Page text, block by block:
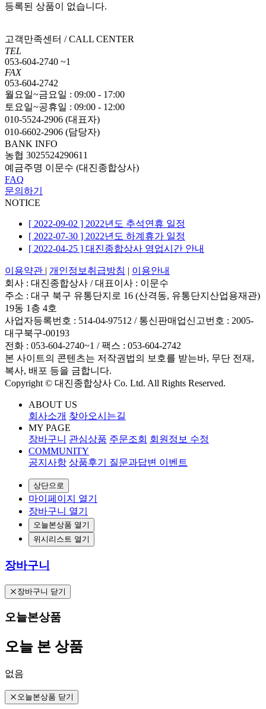
등록된 상품이 없습니다.
고객만족센터 / CALL CENTER
TEL
053-604-2740 ~1
FAX
053-604-2742
월요일~금요일 : 09:00 - 17:00
토요일~공휴일 : 09:00 - 12:00
010-5524-2906 (대표자)
010-6602-2906 (담당자)
BANK INFO
농협 3025524290611
예금주명 이문수 (대진종합상사)
FAQ
문의하기
NOTICE
[ 2022-09-02 ] 2022년도 추석연휴 일정
[ 2022-07-30 ] 2022년도 하계휴가 일정
[ 2022-04-25 ] 대진종합상사 영업시간 안내
이용약관 | 개인정보취급방침 | 이용안내
회사 : 대진종합상사 /대표이사 : 이문수
주소 : 대구 북구 유통단지로 16 (산격동, 유통단지산업용재관)
19동 1층 4호
사업자등록번호 : 514-04-97512 / 통신판매업신고번호 : 2005-
대구북구-00193
전화 : 053-604-2740~1 /팩스 : 053-604-2742
본 사이트의 콘텐츠는 저작권법의 보호를 받는바, 무단 전재,
복사, 배포 등을 금합니다.
Copyright © 대진종합상사 Co. Ltd. All Rights Reserved.
ABOUT US
회사소개 찾아오시는길
MY PAGE
장바구니 관심상품 주문조회 회원정보 수정
COMMUNITY
공지사항 상품후기 질문과답변 이벤트
상단으로
마이페이지 열기
장바구니 열기
오늘본상품 열기
위시리스트 열기
장바구니
장바구니 닫기
오늘본상품
오늘 본 상품
없음
오늘본상품 닫기